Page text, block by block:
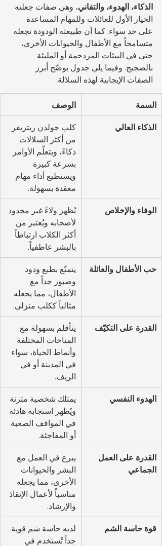
الذكاء، الهدوء، والتفاني، وهي صفات جعلته
الخيار الأول للعائلات وللمهام المساعدة
على حد سواء. كما أن طبيعته الودودة تجعله
متسامحاً مع الأطفال والحيوانات الأخرى،
حتى في البيئات المزدحمة أو المليئة
بالضجيج. وفيما يلي جدول يوضّح أبرز
الصفات الإيجابية لهذه السلالة:
السمة الوصف
الذكاء العالي
كلب جولدن ريتريفر
من أكثر السلالات
ذكاءً، ويتعلّم الأوامر
بسرعة كبيرة
ويستطيع أداء مهام
معقدة بسهولة.
الوفاء والإخلاص
يُظهر ولاءً غير محدود
لأصحابه ويُعتبر من
أكثر الكلاب ارتباطاً
بالبشر عاطفياً.
حب الأطفال والعائلة
يتمتّع بطبع ودود
وصبور جداً مع
الأطفال، مما يجعله
مثالياً ككلب منزلي.
القدرة على التكيّف
يتأقلم بسهولة مع
المناخات المختلفة
وأنماط الحياة، سواء
في المدينة أو في
الريف.
الهدوء النفسي
يمتلك شخصية متزنة
ويُظهر استجابة هادئة
في المواقف الصعبة
أو المفاجئة.
القدرة على العمل
الجماعي
يبرع في العمل مع
البشر والحيوانات
الأخرى، مما يجعله
مناسباً لأعمال الإنقاذ
والإرشاد.
قوة حاسة الشم
لديه حاسة شم قوية
جداً تُستخدم في